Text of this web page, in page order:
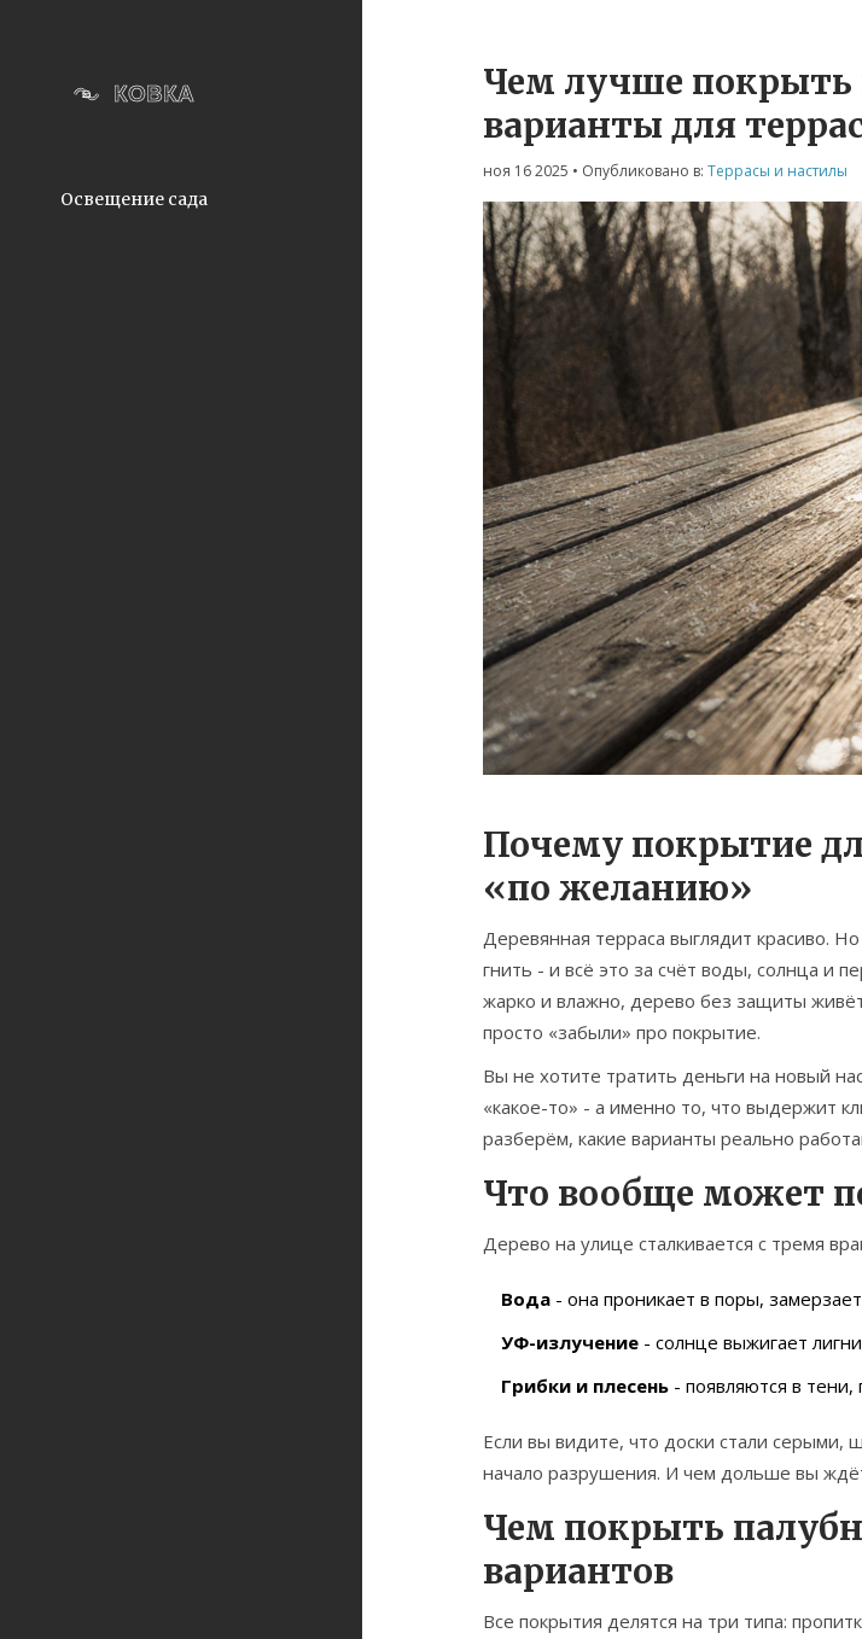
Освещение сада
Чем лучше покрыть
варианты для
ноя 16 2025 • Опубликовано в: Террасы и настилы
Почему покрытие
«по желанию»
Деревянная терраса выглядит красиво.
гнить - и всё это за счёт воды, солнца и
жарко и влажно, дерево без защиты
просто «забыли» про покрытие.
Вы не хотите тратить деньги на новый
«какое-то» - а именно то, что выдержит
разберём, какие варианты реально
Что вообще может
Дерево на улице сталкивается с тремя
Вода - она проникает в поры,
УФ-излучение - солнце выжигает
Грибки и плесень - появляются в
Если вы видите, что доски стали серыми,
начало разрушения. И чем дольше вы
Чем покрыть
вариантов
Все покрытия делятся на три типа: